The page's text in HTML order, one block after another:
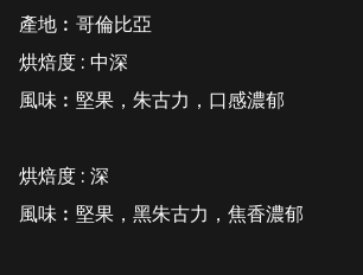
產地︰哥倫比亞
烘焙度 : 中深
風味︰堅果，朱古力，口感濃郁
烘焙度 : 深
風味︰堅果，黑朱古力，焦香濃郁